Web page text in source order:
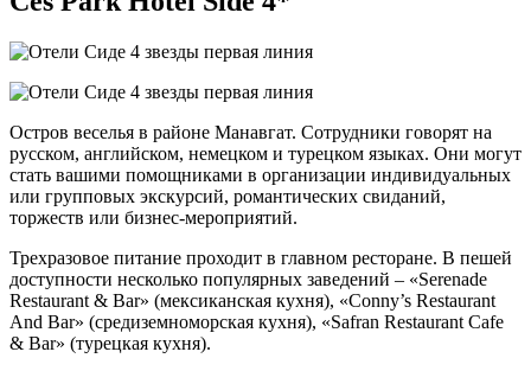
Остров веселья в районе Манавгат. Сотрудники говорят на
русском, английском, немецком и турецком языках. Они могут
стать вашими помощниками в организации индивидуальных
или групповых экскурсий, романтических свиданий,
торжеств или бизнес-мероприятий.
Трехразовое питание проходит в главном ресторане. В пешей
доступности несколько популярных заведений – «Serenade
Restaurant & Bar» (мексиканская кухня), «Conny’s Restaurant
And Bar» (средиземноморская кухня), «Safran Restaurant Cafe
& Bar» (турецкая кухня).